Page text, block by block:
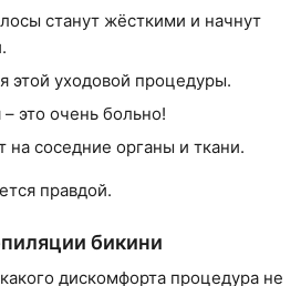
станут жёсткими и начнут
этой уходовой процедуры.
это очень больно!
на соседние органы и ткани.
правдой.
бикини
дискомфорта процедура не